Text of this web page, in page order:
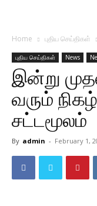
Home புதிய செய்திகள்
புதிய செய்திகள் News
இன்று
வரும்
சட்டமூலம்
By admin - February 1,